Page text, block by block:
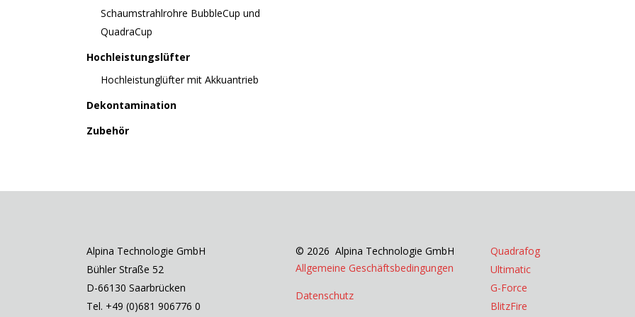
Schaumstrahlrohre BubbleCup und
QuadraCup
Hochleistungslüfter
Hochleistunglüfter mit Akkuantrieb
Dekontamination
Zubehör
Alpina Technologie GmbH
Bühler Straße 52
D-66130 Saarbrücken
Tel. +49 (0)681 906776 0
© 2026 Alpina Technologie GmbH
Allgemeine Geschäftsbedingungen
Datenschutz
Quadrafog
Ultimatic
G-Force
BlitzFire